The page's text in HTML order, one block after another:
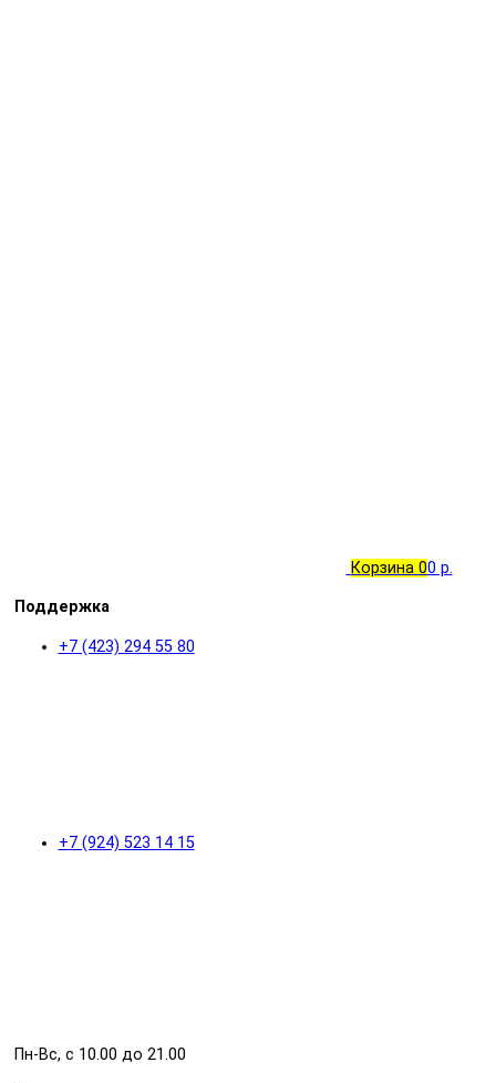
Корзина 00 р.
Поддержка
+7 (423) 294 55 80
+7 (924) 523 14 15
Пн-Вс, с 10.00 до 21.00